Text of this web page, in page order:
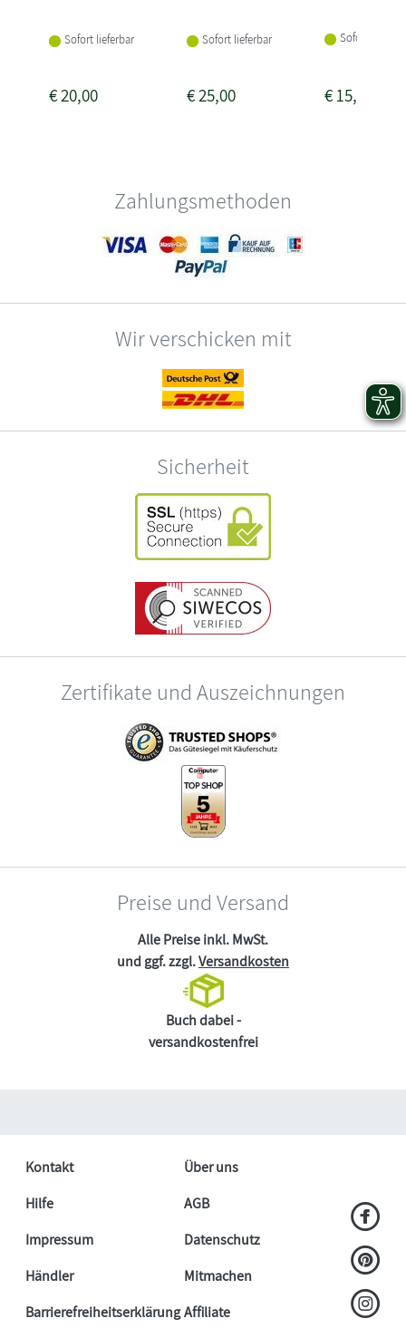
Sofort lieferbar
€20,00
Sofort lieferbar
€25,00
Sofort
€15,00
Zahlungsmethoden
Wir verschicken mit
Sicherheit
Zertifikate und Auszeichnungen
Preise und Versand
Alle Preise inkl. MwSt.
und ggf. zzgl.Versandkosten
Buch dabei -
versandkostenfrei
Kontakt
Über uns
Hilfe
AGB
Impressum
Datenschutz
Händler
Mitmachen
BarrierefreiheitserklärungAffiliate